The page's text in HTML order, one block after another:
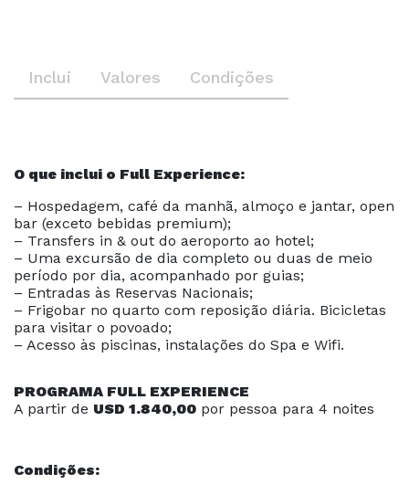
Inclui Valores Condições
O que inclui o Full Experience:
– Hospedagem, café da manhã, almoço e jantar, open
bar (exceto bebidas premium);
– Transfers in & out do aeroporto ao hotel;
– Uma excursão de dia completo ou duas de meio
período por dia, acompanhado por guias;
– Entradas às Reservas Nacionais;
– Frigobar no quarto com reposição diária. Bicicletas
para visitar o povoado;
– Acesso às piscinas, instalações do Spa e Wifi.
PROGRAMA FULL EXPERIENCE
A partir de USD 1.840,00 por pessoa para 4 noites
Condições: